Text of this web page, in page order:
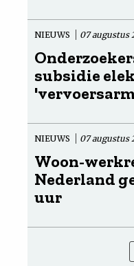
NIEUWS 07 augustus
subsidie
NIEUWS 07 augustus
Woon-
Nederland
uur